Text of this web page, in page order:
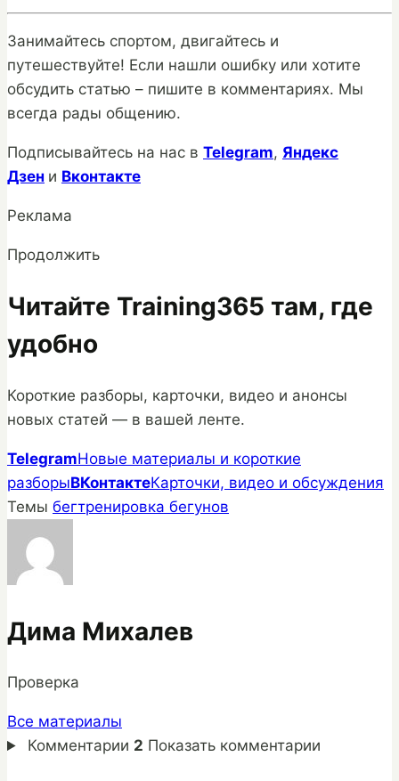
Занимайтесь спортом, двигайтесь и
путешествуйте! Если нашли ошибку или хотите
обсудить статью – пишите в комментариях. Мы
всегда рады общению.
Подписывайтесь на нас в Telegram, Яндекс
Дзен и Вконтакте
Реклама
Продолжить
Читайте Training365 там, где
удобно
Короткие разборы, карточки, видео и анонсы
новых статей — в вашей ленте.
TelegramНовые материалы и короткие
разборыВКонтактеКарточки, видео и обсуждения
Темы бегтренировка бегунов
Дима Михалев
Проверка
Все материалы
Комментарии 2 Показать комментарии